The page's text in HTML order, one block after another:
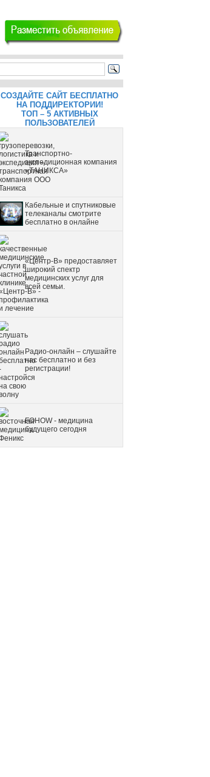
СОЗДАЙТЕ САЙТ БЕСПЛАТНО
НА ПОДДИРЕКТОРИИ!
ТОП – 5 АКТИВНЫХ
ПОЛЬЗОВАТЕЛЕЙ
Транспортно-
экспедиционная компания
«ТАНИКСА»
Кабельные и спутниковые
телеканалы смотрите
бесплатно в онлайне
«Центр-В» предоставляет
широкий спектр
медицинских услуг для
всей семьи.
Радио-онлайн – слушайте
нас бесплатно и без
регистрации!
FOHOW - медицина
будущего сегодня